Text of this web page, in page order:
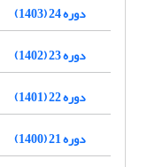
دوره 24 (1403)
دوره 23 (1402)
دوره 22 (1401)
دوره 21 (1400)